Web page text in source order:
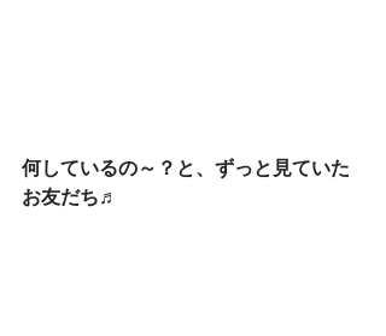
何しているの～？と、ずっと見ていた
お友だち♬